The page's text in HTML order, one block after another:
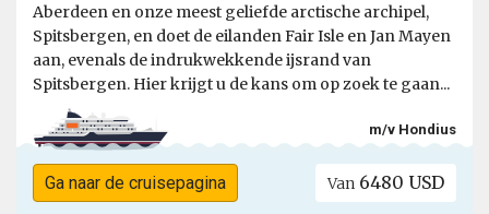
Aberdeen en onze meest geliefde arctische archipel,
Spitsbergen, en doet de eilanden Fair Isle en Jan Mayen
aan, evenals de indrukwekkende ijsrand van
Spitsbergen. Hier krijgt u de kans om op zoek te gaan...
m/v Hondius
Ga naar de cruisepagina Van 6480 USD